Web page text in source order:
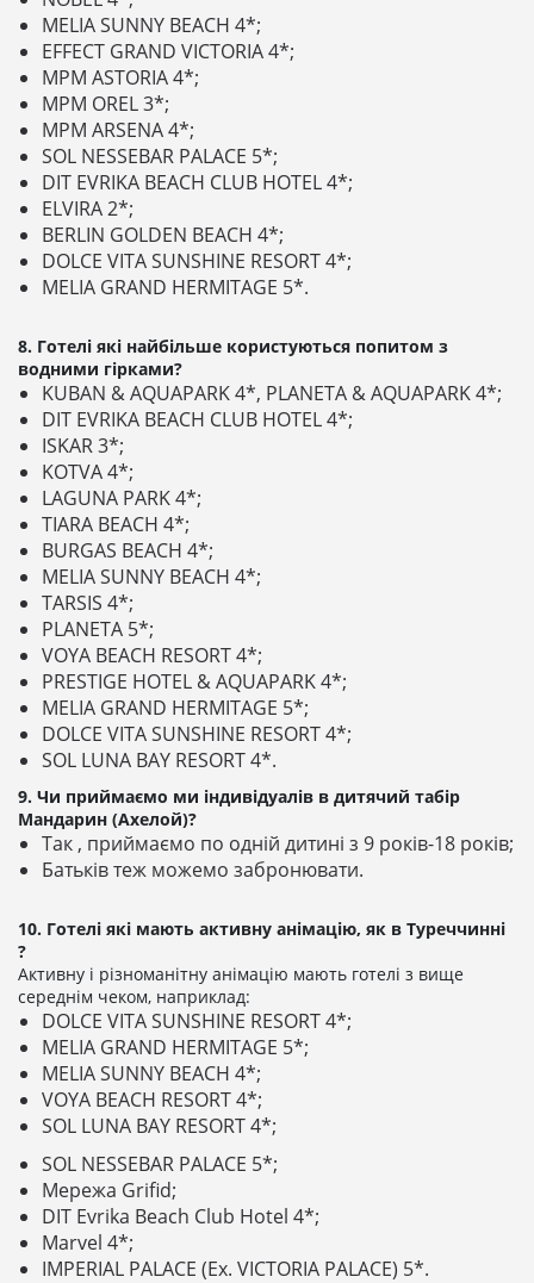
MELIA SUNNY BEACH 4*;
EFFECT GRAND VICTORIA 4*;
MPM ASTORIA 4*;
MPM OREL 3*;
MPM ARSENA 4*;
SOL NESSEBAR PALACE 5*;
DIT EVRIKA BEACH CLUB HOTEL 4*;
ELVIRA 2*;
BERLIN GOLDEN BEACH 4*;
DOLCE VITA SUNSHINE RESORT 4*;
MELIA GRAND HERMITAGE 5*.
8. Готелі які найбільше користуються попитом з
водними гірками?
KUBAN & AQUAPARK 4*, PLANETA & AQUAPARK 4*;
DIT EVRIKA BEACH CLUB HOTEL 4*;
ISKAR 3*;
KOTVA 4*;
LAGUNA PARK 4*;
TIARA BEACH 4*;
BURGAS BEACH 4*;
MELIA SUNNY BEACH 4*;
TARSIS 4*;
PLANETA 5*;
VOYA BEACH RESORT 4*;
PRESTIGE HOTEL & AQUAPARK 4*;
MELIA GRAND HERMITAGE 5*;
DOLCE VITA SUNSHINE RESORT 4*;
SOL LUNA BAY RESORT 4*.
9. Чи приймаємо ми індивідуалів в дитячий табір
Мандарин (Ахелой)?
Так , приймаємо по одній дитині з 9 років-18 років;
Батьків теж можемо забронювати.
10. Готелі які мають активну анімацію, як в Туреччинні
?
Активну і різноманітну анімацію мають готелі з вище
середнім чеком, наприклад:
DOLCE VITA SUNSHINE RESORT 4*;
MELIA GRAND HERMITAGE 5*;
MELIA SUNNY BEACH 4*;
VOYA BEACH RESORT 4*;
SOL LUNA BAY RESORT 4*;
SOL NESSEBAR PALACE 5*;
Мережа Grifid;
DIT Evrika Beach Club Hotel 4*;
Marvel 4*;
IMPERIAL PALACE (Ex. VICTORIA PALACE) 5*.